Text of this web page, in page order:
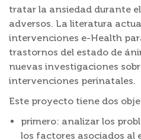
tratar la ansiedad durante
adversos. La literatura
intervenciones e-Health
trastornos del estado de
nuevas investigaciones
intervenciones perinatales.
Este proyecto tiene dos
primero: analizar los
los factores asociados al